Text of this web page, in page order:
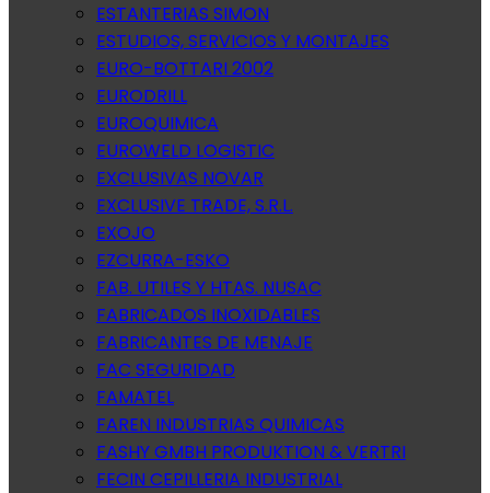
ESTANTERIAS SIMON
ESTUDIOS, SERVICIOS Y MONTAJES
EURO-BOTTARI 2002
EURODRILL
EUROQUIMICA
EUROWELD LOGISTIC
EXCLUSIVAS NOVAR
EXCLUSIVE TRADE, S.R.L.
EXOJO
EZCURRA-ESKO
FAB. UTILES Y HTAS. NUSAC
FABRICADOS INOXIDABLES
FABRICANTES DE MENAJE
FAC SEGURIDAD
FAMATEL
FAREN INDUSTRIAS QUIMICAS
FASHY GMBH PRODUKTION & VERTRI
FECIN CEPILLERIA INDUSTRIAL